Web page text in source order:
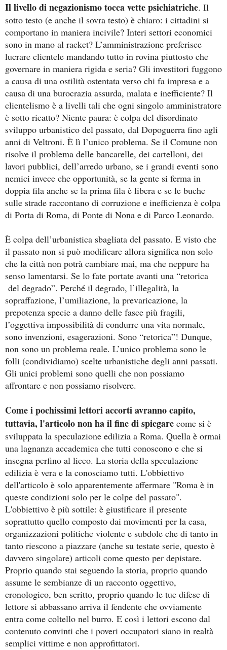
Il livello di negazionismo tocca vette psichiatriche. Il
sotto testo (e anche il sovra testo) è chiaro: i cittadini si
comportano in maniera incivile? Interi settori economici
sono in mano al racket? L’amministrazione preferisce
lucrare clientele mandando tutto in rovina piuttosto che
governare in maniera rigida e seria? Gli investitori fuggono
a causa di una ostilità ostentata verso chi fa impresa e a
causa di una burocrazia assurda, malata e inefficiente? Il
clientelismo è a livelli tali che ogni singolo amministratore
è sotto ricatto? Niente paura: è colpa del disordinato
sviluppo urbanistico del passato, dal Dopoguerra fino agli
anni di Veltroni. È lì l’unico problema. Se il Comune non
risolve il problema delle bancarelle, dei cartelloni, dei
lavori pubblici, dell’arredo urbano, se i grandi eventi sono
nemici invece che opportunità, se la gente si ferma in
doppia fila anche se la prima fila è libera e se le buche
sulle strade raccontano di corruzione e inefficienza è colpa
di Porta di Roma, di Ponte di Nona e di Parco Leonardo.
È colpa dell’urbanistica sbagliata del passato. E visto che
il passato non si può modificare allora significa non solo
che la città non potrà cambiare mai, ma che neppure ha
senso lamentarsi. Se lo fate portate avanti una “retorica
del degrado”. Perché il degrado, l’illegalità, la
sopraffazione, l’umiliazione, la prevaricazione, la
prepotenza specie a danno delle fasce più fragili,
l’oggettiva impossibilità di condurre una vita normale,
sono invenzioni, esagerazioni. Sono “retorica”! Dunque,
non sono un problema reale. L’unico problema sono le
folli (condividiamo) scelte urbanistiche degli anni passati.
Gli unici problemi sono quelli che non possiamo
affrontare e non possiamo risolvere.
Come i pochissimi lettori accorti avranno capito,
tuttavia, l'articolo non ha il fine di spiegare come si è
sviluppata la speculazione edilizia a Roma. Quella è ormai
una lagnanza accademica che tutti conoscono e che si
insegna perfino al liceo. La storia della speculazione
edilizia è vera e la conosciamo tutti. L'obbiettivo
dell'articolo è solo apparentemente affermare "Roma è in
queste condizioni solo per le colpe del passato".
L'obbiettivo è più sottile: è giustificare il presente
soprattutto quello composto dai movimenti per la casa,
organizzazioni politiche violente e subdole che di tanto in
tanto riescono a piazzare (anche su testate serie, questo è
davvero singolare) articoli come questo per depistare.
Proprio quando stai seguendo la storia, proprio quando
assume le sembianze di un racconto oggettivo,
cronologico, ben scritto, proprio quando le tue difese di
lettore si abbassano arriva il fendente che ovviamente
entra come coltello nel burro. E così i lettori escono dal
contenuto convinti che i poveri occupatori siano in realtà
semplici vittime e non approfittatori.